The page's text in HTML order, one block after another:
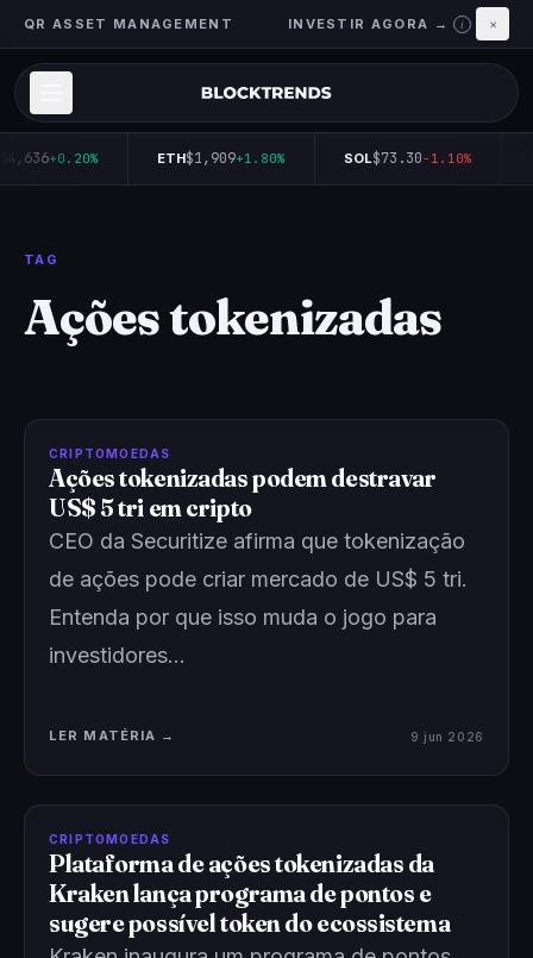
QR ASSET MANAGEMENT INVESTIR AGORA → i ×
+0.20% ETH$1,909+1.80% SOL$73.30-1.10%
TAG
Ações tokenizadas
CRIPTOMOEDAS
Ações tokenizadas podem destravar
US$ 5 tri em cripto
CEO da Securitize afirma que tokenização
de ações pode criar mercado de US$ 5 tri.
Entenda por que isso muda o jogo para
investidores…
LER MATÉRIA → 9 jun 2026
CRIPTOMOEDAS
Plataforma de ações tokenizadas da
Kraken lança programa de pontos e
sugere possível token do ecossistema